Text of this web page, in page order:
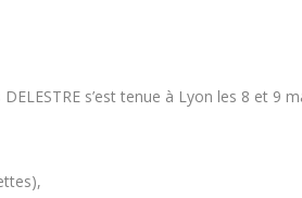
s’est tenue à Lyon les 8 et 9